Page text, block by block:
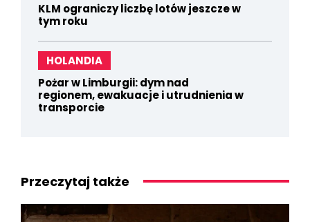
KLM ograniczy liczbę lotów jeszcze w
tym roku
HOLANDIA
Pożar w Limburgii: dym nad
regionem, ewakuacje i utrudnienia w
transporcie
Przeczytaj także